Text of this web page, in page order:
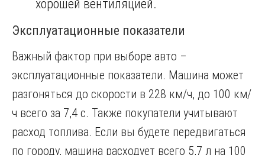
хорошей вентиляцией.
Эксплуатационные показатели
Важный фактор при выборе авто –
эксплуатационные показатели. Машина может
разгоняться до скорости в 228 км/ч, до 100 км/
ч всего за 7,4 с. Также покупатели учитывают
расход топлива. Если вы будете передвигаться
по городу, машина расходует всего 5,7 л на 100